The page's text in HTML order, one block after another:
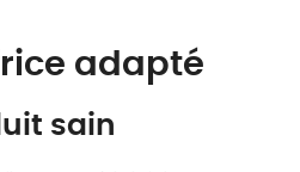
adapté
sain